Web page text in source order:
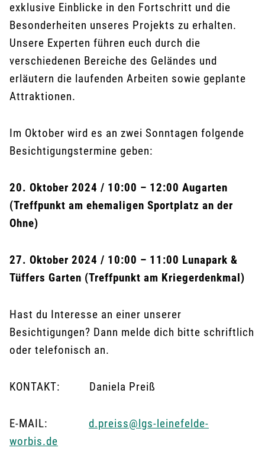
exklusive Einblicke in den Fortschritt und die
Besonderheiten unseres Projekts zu erhalten.
Unsere Experten führen euch durch die
verschiedenen Bereiche des Geländes und
erläutern die laufenden Arbeiten sowie geplante
Attraktionen.
Im Oktober wird es an zwei Sonntagen folgende
Besichtigungstermine geben:
20. Oktober 2024 / 10:00 – 12:00 Augarten
(Treffpunkt am ehemaligen Sportplatz an der
Ohne)
27. Oktober 2024 / 10:00 – 11:00 Lunapark &
Tüffers Garten (Treffpunkt am Kriegerdenkmal)
Hast du Interesse an einer unserer
Besichtigungen? Dann melde dich bitte schriftlich
oder telefonisch an.
KONTAKT: Daniela Preiß
E-MAIL: d.preiss@lgs-leinefelde-
worbis.de